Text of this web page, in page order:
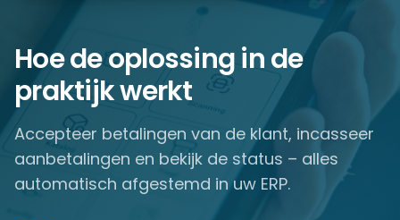
Hoe de oplossing in de
praktijk werkt
Accepteer betalingen van de klant, incasseer
aanbetalingen en bekijk de status – alles
automatisch afgestemd in uw ERP.